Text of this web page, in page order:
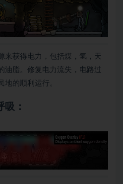
来获得电力，包括煤，氢，天
油脂。修复电力流失，电路过
地的顺利运行。
：